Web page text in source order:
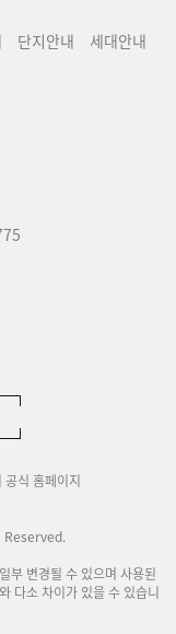
단지안내
세대안내
식 홈페이지
부 변경될 수 있으며 사용된
다소 차이가 있을 수 있습니